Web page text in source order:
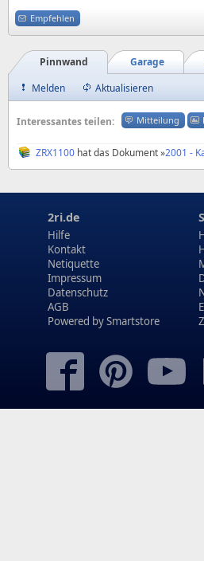
Empfehlen
Garage
Pinnwand
Melden
Aktualisieren
Interessantes teilen: Mitteilung
ZRX1100 hat das Dokument »2001 -
2ri.de
Hilfe
Kontakt
Netiquette
Impressum
Datenschutz
AGB
Powered bySmartstore